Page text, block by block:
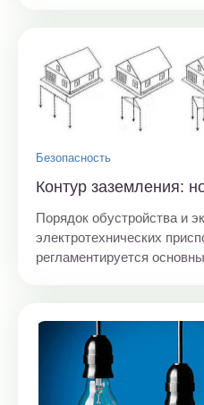
Безопасность
Контур заземления:
Порядок обустройства и
электротехнических
регламентируется